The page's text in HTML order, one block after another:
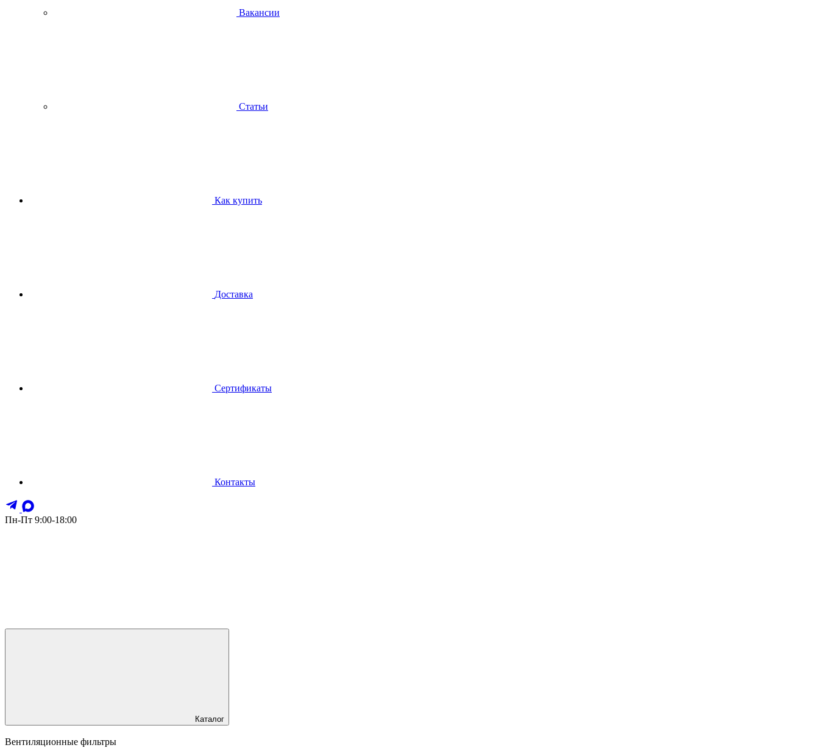
Вакансии
Статьи
Как купить
Доставка
Сертификаты
Контакты
Пн-Пт 9:00-18:00
Каталог
Вентиляционные фильтры